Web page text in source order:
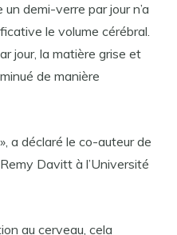
demi-verre par jour n’a
le volume cérébral.
jour, la matière grise et
de manière
a déclaré le co-auteur de
Davitt à l’Université
au cerveau, cela